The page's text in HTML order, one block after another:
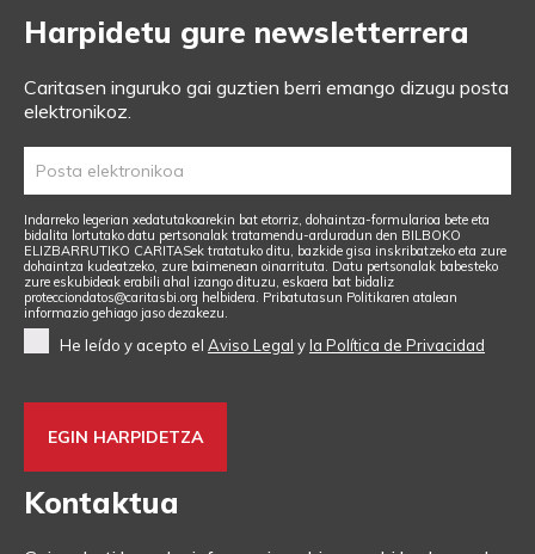
Harpidetu gure newsletterrera
Caritasen inguruko gai guztien berri emango dizugu posta
elektronikoz.
Indarreko legerian xedatutakoarekin bat etorriz, dohaintza-formularioa bete eta
bidalita lortutako datu pertsonalak tratamendu-arduradun den BILBOKO
ELIZBARRUTIKO CARITASek tratatuko ditu, bazkide gisa inskribatzeko eta zure
dohaintza kudeatzeko, zure baimenean oinarrituta. Datu pertsonalak babesteko
zure eskubideak erabili ahal izango dituzu, eskaera bat bidaliz
protecciondatos@caritasbi.org helbidera. Pribatutasun Politikaren atalean
informazio gehiago jaso dezakezu.
He leído y acepto el Aviso Legal yla Política de Privacidad
Kontaktua